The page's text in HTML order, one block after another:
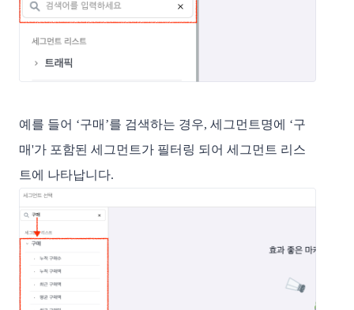
예를 들어 ‘구매’를 검색하는 경우, 세그먼트명에 ‘구
매'가 포함된 세그먼트가 필터링 되어 세그먼트 리스
트에 나타납니다.